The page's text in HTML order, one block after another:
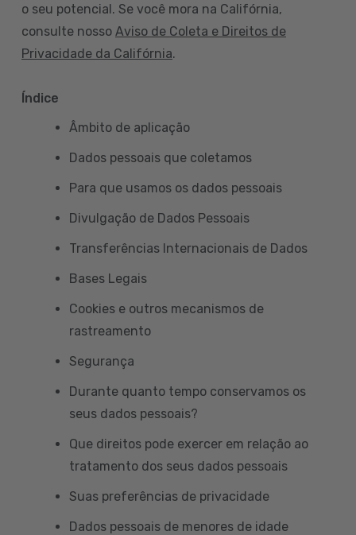
o seu potencial. Se você mora na Califórnia,
consulte nosso Aviso de Coleta e Direitos de
Privacidade da Califórnia.
Índice
Âmbito de aplicação
Dados pessoais que coletamos
Para que usamos os dados pessoais
Divulgação de Dados Pessoais
Transferências Internacionais de Dados
Bases Legais
Cookies e outros mecanismos de
rastreamento
Segurança
Durante quanto tempo conservamos os
seus dados pessoais?
Que direitos pode exercer em relação ao
tratamento dos seus dados pessoais
Suas preferências de privacidade
Dados pessoais de menores de idade